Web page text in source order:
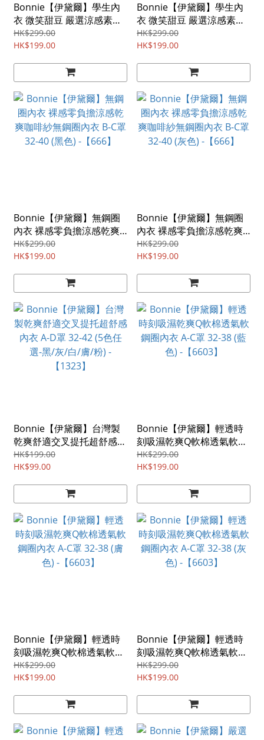
Bonnie【伊黛爾】學生內
衣 微笑甜豆 嚴選涼感素材
軟鋼圈內衣 A-B罩 32-38
(灰綠) -【6606】
HK$299.00
HK$199.00
Bonnie【伊黛爾】學生內
衣 微笑甜豆 嚴選涼感素材
軟鋼圈內衣 A-B罩 32-38
(藍色) -【6606】
HK$299.00
HK$199.00
Bonnie【伊黛爾】無鋼圈
內衣 裸感零負擔涼感乾爽
咖啡紗無鋼圈內衣 B-C罩
32-40 (黑色) -【666】
HK$299.00
HK$199.00
Bonnie【伊黛爾】無鋼圈
內衣 裸感零負擔涼感乾爽
咖啡紗無鋼圈內衣 B-C罩
32-40 (灰色) -【666】
HK$299.00
HK$199.00
Bonnie【伊黛爾】台灣製
乾爽舒適交叉提托超舒感內
衣 A-D罩 32-42 (5色任選-
黑/灰/白/膚/粉) -【1323】
HK$199.00
HK$99.00
Bonnie【伊黛爾】輕透時
刻吸濕乾爽Q軟棉透氣軟鋼
圈內衣 A-C罩 32-38 (藍色) -
【6603】
HK$299.00
HK$199.00
Bonnie【伊黛爾】輕透時
刻吸濕乾爽Q軟棉透氣軟鋼
圈內衣 A-C罩 32-38 (膚色) -
【6603】
HK$299.00
HK$199.00
Bonnie【伊黛爾】輕透時
刻吸濕乾爽Q軟棉透氣軟鋼
圈內衣 A-C罩 32-38 (灰色) -
【6603】
HK$299.00
HK$199.00